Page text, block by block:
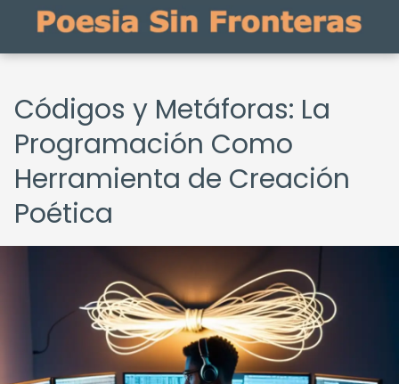
Códigos y Metáforas: La
Programación Como
Herramienta de Creación
Poética